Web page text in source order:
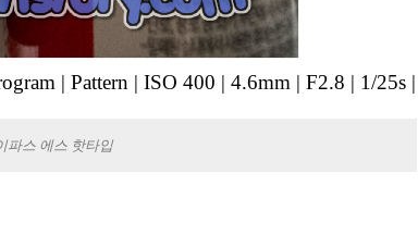
| Pattern | ISO 400 | 4.6mm | F2.8 | 1/25s|
파스 에스 핫타입